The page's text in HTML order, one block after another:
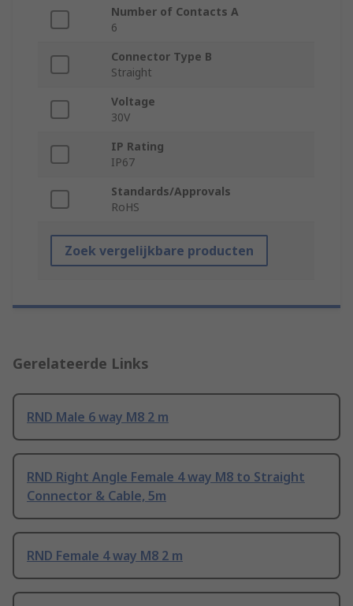
Number of Contacts A
6
Connector Type B
Straight
Voltage
30V
IP Rating
IP67
Standards/Approvals
RoHS
Zoek vergelijkbare producten
Gerelateerde Links
RND Male 6 way M8 2 m
RND Right Angle Female 4 way M8 to Straight
Connector & Cable, 5m
RND Female 4 way M8 2 m